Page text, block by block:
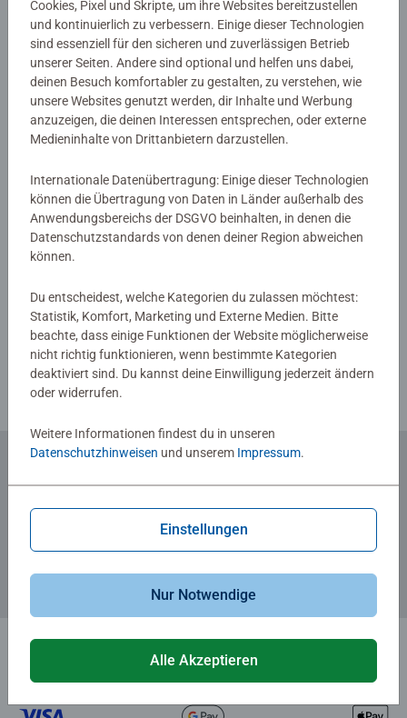
ISBN:
978-3-473-55496-6
Warnhinweise und Herstellerinformation
Noch keine Bewertungen
0/0
Verfasse eine Bewertung
Richtlinien für Bewertungen
Zum Newsletter anmelden
... und 5 € Gutschein sichern!
Cookies, Pixel und Skripte, um ihre Websites bereitzustellen
und kontinuierlich zu verbessern. Einige dieser Technologien
sind essenziell für den sicheren und zuverlässigen Betrieb
unserer Seiten. Andere sind optional und helfen uns dabei,
deinen Besuch komfortabler zu gestalten, zu verstehen, wie
unsere Websites genutzt werden, dir Inhalte und Werbung
anzuzeigen, die deinen Interessen entsprechen, oder externe
Medieninhalte von Drittanbietern darzustellen.
Internationale Datenübertragung: Einige dieser Technologien
können die Übertragung von Daten in Länder außerhalb des
Anwendungsbereichs der DSGVO beinhalten, in denen die
Datenschutzstandards von denen deiner Region abweichen
können.
Du entscheidest, welche Kategorien du zulassen möchtest:
Statistik, Komfort, Marketing und Externe Medien. Bitte
beachte, dass einige Funktionen der Website möglicherweise
nicht richtig funktionieren, wenn bestimmte Kategorien
deaktiviert sind. Du kannst deine Einwilligung jederzeit ändern
oder widerrufen.
Weitere Informationen findest du in unseren
Datenschutzhinweisen und unserem Impressum.
Einstellungen
Nur Notwendige
Alle Akzeptieren